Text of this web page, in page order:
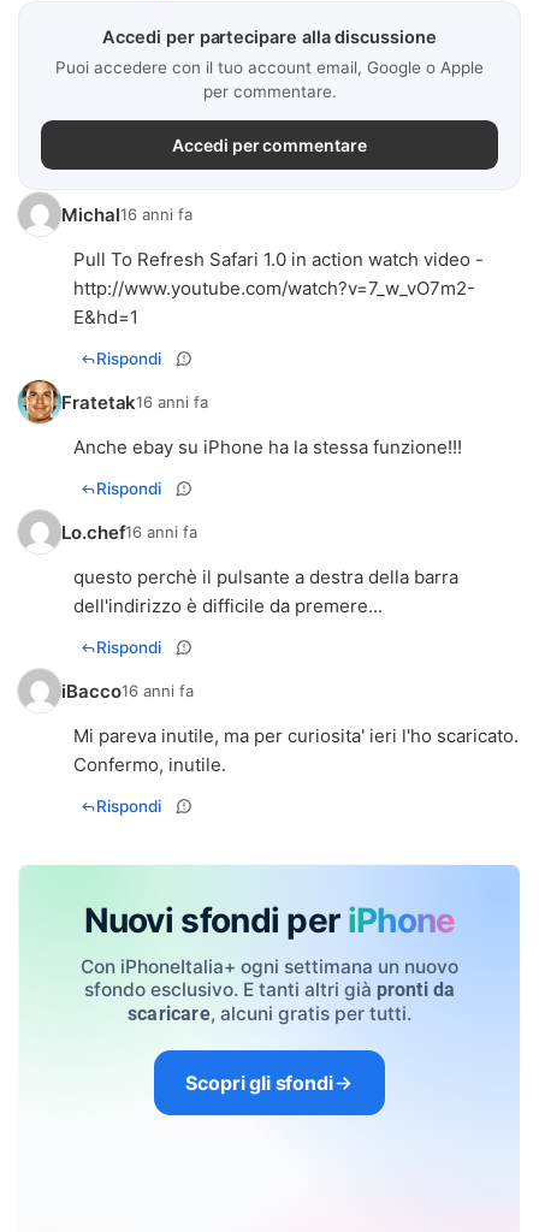
Accedi per partecipare alla discussione
Puoi accedere con il tuo account email, Google o Apple
per commentare.
Accedi per commentare
Michal16 anni fa
Pull To Refresh Safari 1.0 in action watch video -
http://www.youtube.com/watch?v=7_w_vO7m2-
E&hd=1
Rispondi
Fratetak16 anni fa
Anche ebay su iPhone ha la stessa funzione!!!
Rispondi
Lo.chef16 anni fa
questo perchè il pulsante a destra della barra
dell'indirizzo è difficile da premere...
Rispondi
iBacco16 anni fa
Mi pareva inutile, ma per curiosita' ieri l'ho scaricato.
Confermo, inutile.
Rispondi
Nuovi sfondi per iPhone
Con iPhoneItalia+ ogni settimana un nuovo
sfondo esclusivo. E tanti altri già pronti da
scaricare, alcuni gratis per tutti.
Scopri gli sfondi